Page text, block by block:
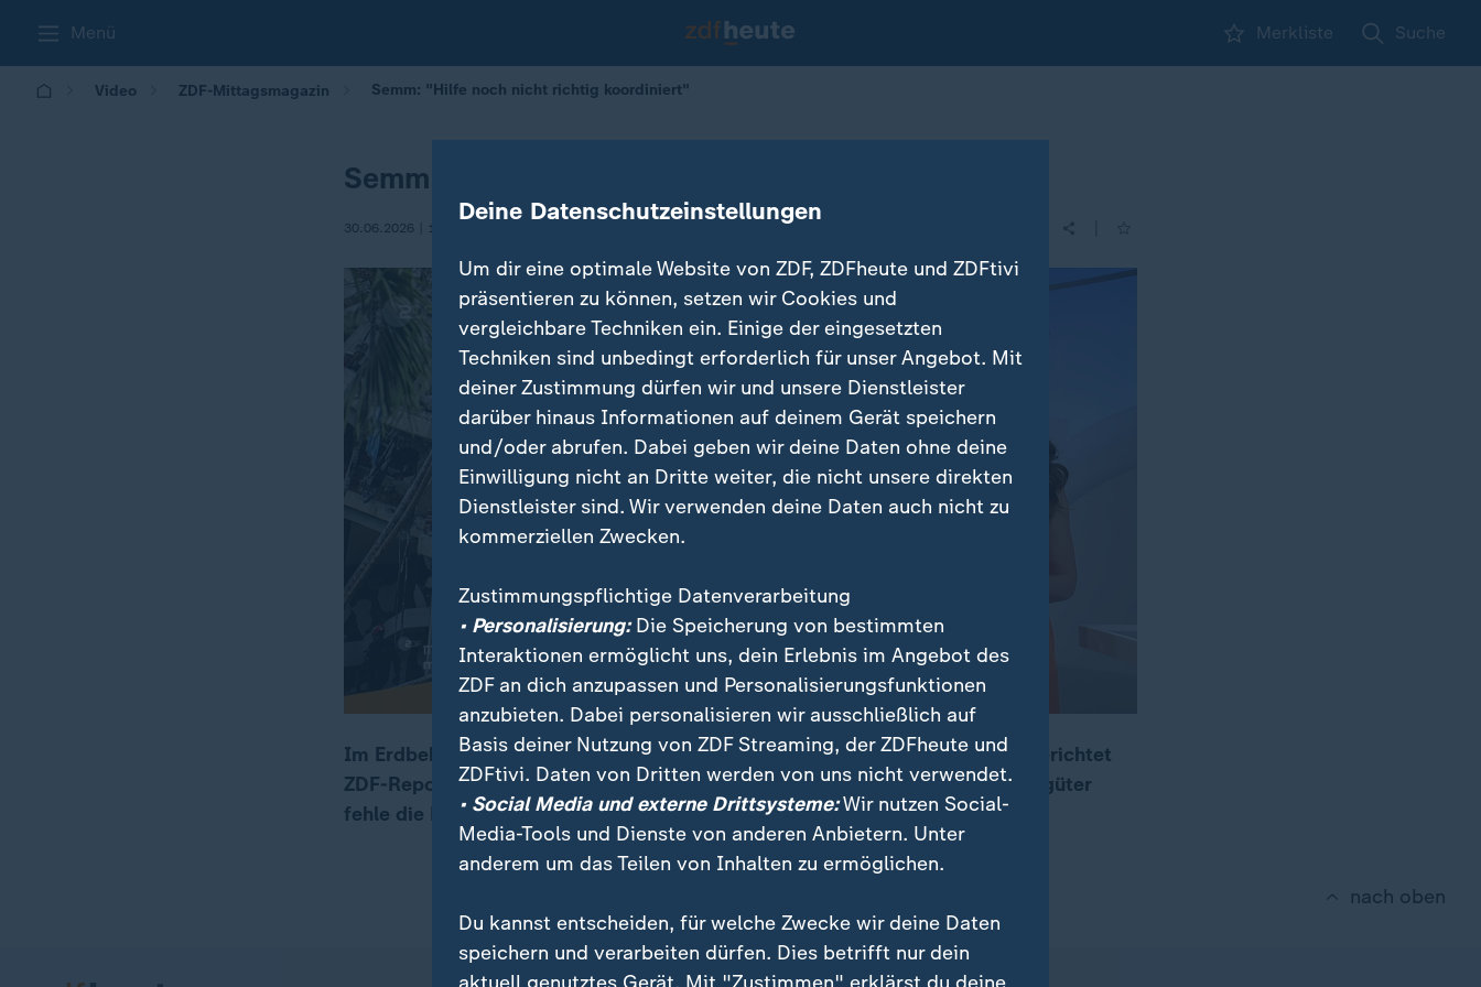
Menü Merkliste Suche
Video ZDF-Mittagsmagazin Semm: "Hilfe noch nicht richtig koordiniert"
Semm: "Hilfe noch nicht richtig koordiniert"
30.06.2026 | 12:00
00:17 02:20
Im Erdbebengebiet von Venezuela seien zahlreiche Hilfsteams im Einsatz, berichtet
ZDF-Reporter Christian Semm aus Caracas, aber bei der Verteilung der Hilfsgüter
fehle die Koordination.
nach oben
Deine Datenschutzeinstellungen
Um dir eine optimale Website von ZDF, ZDFheute und ZDFtivi
präsentieren zu können, setzen wir Cookies und
vergleichbare Techniken ein. Einige der eingesetzten
Techniken sind unbedingt erforderlich für unser Angebot. Mit
deiner Zustimmung dürfen wir und unsere Dienstleister
darüber hinaus Informationen auf deinem Gerät speichern
und/oder abrufen. Dabei geben wir deine Daten ohne deine
Einwilligung nicht an Dritte weiter, die nicht unsere direkten
Dienstleister sind. Wir verwenden deine Daten auch nicht zu
kommerziellen Zwecken.
Zustimmungspflichtige Datenverarbeitung
• Personalisierung:Die Speicherung von bestimmten
Interaktionen ermöglicht uns, dein Erlebnis im Angebot des
ZDF an dich anzupassen und Personalisierungsfunktionen
anzubieten. Dabei personalisieren wir ausschließlich auf
Basis deiner Nutzung von ZDF Streaming, der ZDFheute und
ZDFtivi. Daten von Dritten werden von uns nicht verwendet.
• Social Media und externe Drittsysteme:Wir nutzen Social-
Media-Tools und Dienste von anderen Anbietern. Unter
anderem um das Teilen von Inhalten zu ermöglichen.
Du kannst entscheiden, für welche Zwecke wir deine Daten
speichern und verarbeiten dürfen. Dies betrifft nur dein